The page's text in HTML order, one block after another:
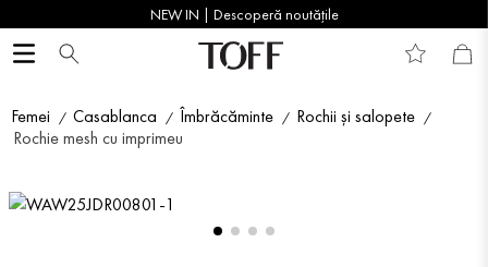
NEW IN | Descoperă noutățile
Femei Casablanca Îmbrăcăminte
Rochii și salopete
Rochie mesh cu imprimeu